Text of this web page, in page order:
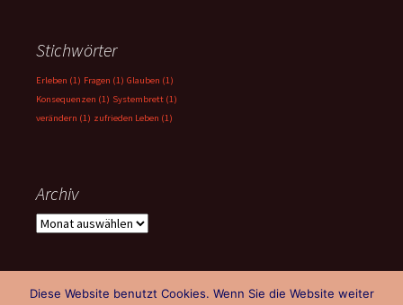
Stichwörter
Erleben (1) Fragen (1) Glauben (1)
Konsequenzen (1) Systembrett (1)
verändern (1) zufrieden Leben (1)
Archiv
Archiv
Diese Website benutzt Cookies. Wenn Sie die Website weiter